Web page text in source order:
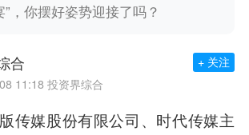
”，你摆好姿势迎接了吗？
合
11:18 投资界综合
+ 关注
媒股份有限公司、时代传媒主